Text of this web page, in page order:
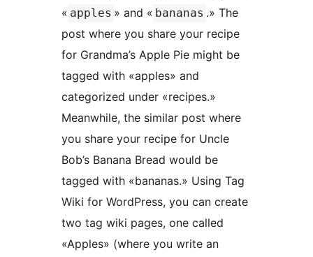
« apples » and « bananas .» The
post where you share your recipe
for Grandma’s Apple Pie might be
tagged with «apples» and
categorized under «recipes.»
Meanwhile, the similar post where
you share your recipe for Uncle
Bob’s Banana Bread would be
tagged with «bananas.» Using Tag
Wiki for WordPress, you can create
two tag wiki pages, one called
«Apples» (where you write an